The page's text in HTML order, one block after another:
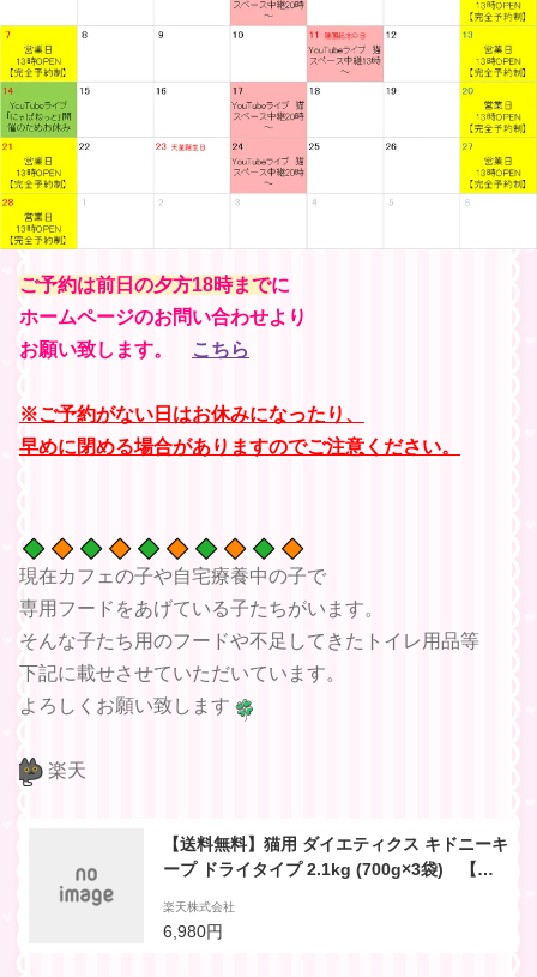
ご予約は前日の夕方18時までに
ホームページのお問い合わせより
お願い致します。
こちら
※ご予約がない日はお休みになったり、
早めに閉める場合がありますのでご注意ください。
現在カフェの子や自宅療養中の子で
専用フードをあげている子たちがいます。
そんな子たち用のフードや不足してきたトイレ用品等
下記に載せさせていただいています。
よろしくお願い致します
楽天
【送料無料】猫用 ダイエティクス キドニーキ
ープ ドライタイプ 2.1kg (700g×3袋) 【国
に対応 低たんぱく質・低リン・低ナトリウ
ム ジッパー付き分包タイプ】
楽天株式会社
6,980円